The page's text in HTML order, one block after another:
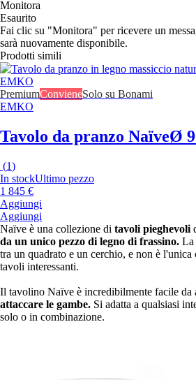
Monitora
Esaurito
Fai clic su "Monitora" per ricevere un
sarà nuovamente disponibile.
Prodotti simili
PremiumConvieneSolo su Bonami
EMKO
Tavolo da pranzo NaïveØ
(1)
In stockUltimo pezzo
1 845 €
Aggiungi
Aggiungi
Naïve è una collezione di tavoli pieghevoli
da un unico pezzo di legno di frassino. La
tra un quadrato e un cerchio, e non è l'unica
tavoli interessanti.
Il tavolino Naïve è incredibilmente facile da
attaccare le gambe. Si adatta a qualsiasi
solo o in combinazione.